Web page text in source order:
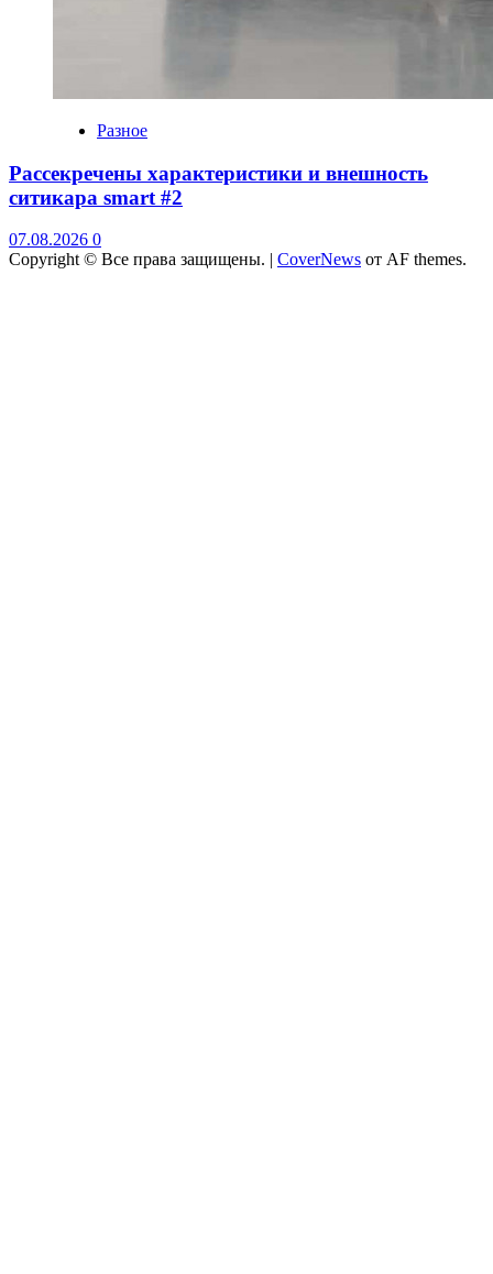
Разное
Рассекречены характеристики и внешность
ситикара smart #2
07.08.2026 0
Copyright © Все права защищены. | CoverNews от AF themes.